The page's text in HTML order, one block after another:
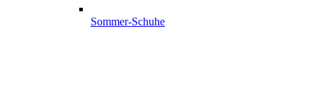
Sommer-Schuhe